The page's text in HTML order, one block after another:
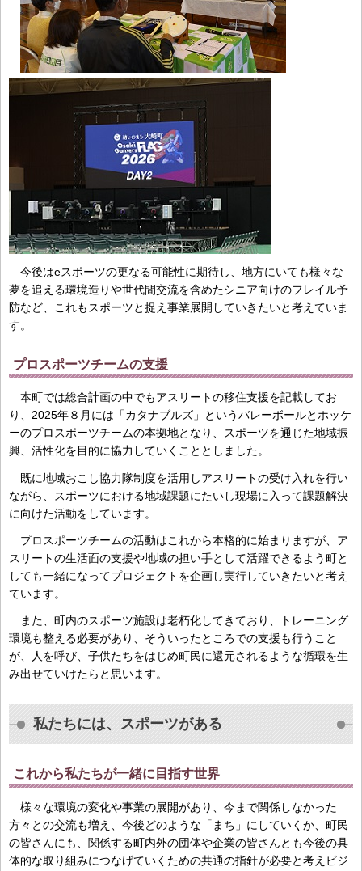
今後はeスポーツの更なる可能性に期待し、地方にいても様々な
夢を追える環境造りや世代間交流を含めたシニア向けのフレイル予
防など、これもスポーツと捉え事業展開していきたいと考えていま
す。
プロスポーツチームの支援
本町では総合計画の中でもアスリートの移住支援を記載してお
り、2025年８月には「カタナブルズ」というバレーボールとホッケ
ーのプロスポーツチームの本拠地となり、スポーツを通じた地域振
興、活性化を目的に協力していくこととしました。
既に地域おこし協力隊制度を活用しアスリートの受け入れを行い
ながら、スポーツにおける地域課題にたいし現場に入って課題解決
に向けた活動をしています。
プロスポーツチームの活動はこれから本格的に始まりますが、ア
スリートの生活面の支援や地域の担い手として活躍できるよう町と
しても一緒になってプロジェクトを企画し実行していきたいと考え
ています。
また、町内のスポーツ施設は老朽化してきており、トレーニング
環境も整える必要があり、そういったところでの支援も行うこと
が、人を呼び、子供たちをはじめ町民に還元されるような循環を生
み出せていけたらと思います。
私たちには、スポーツがある
これから私たちが一緒に目指す世界
様々な環境の変化や事業の展開があり、今まで関係しなかった
方々との交流も増え、今後どのような「まち」にしていくか、町民
の皆さんにも、関係する町内外の団体や企業の皆さんとも今後の具
体的な取り組みにつなげていくための共通の指針が必要と考えビジ